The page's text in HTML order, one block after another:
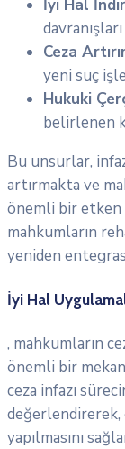
İyi Hal
Ceza
yeni suç
Hukuki
belirlenen
Bu unsurlar, infaz
artırmakta ve
önemli bir etken
mahkumların
yeniden
İyi Hal
, mahkumların
önemli bir
ceza infazı
değerlendirerek,
yapılmasını